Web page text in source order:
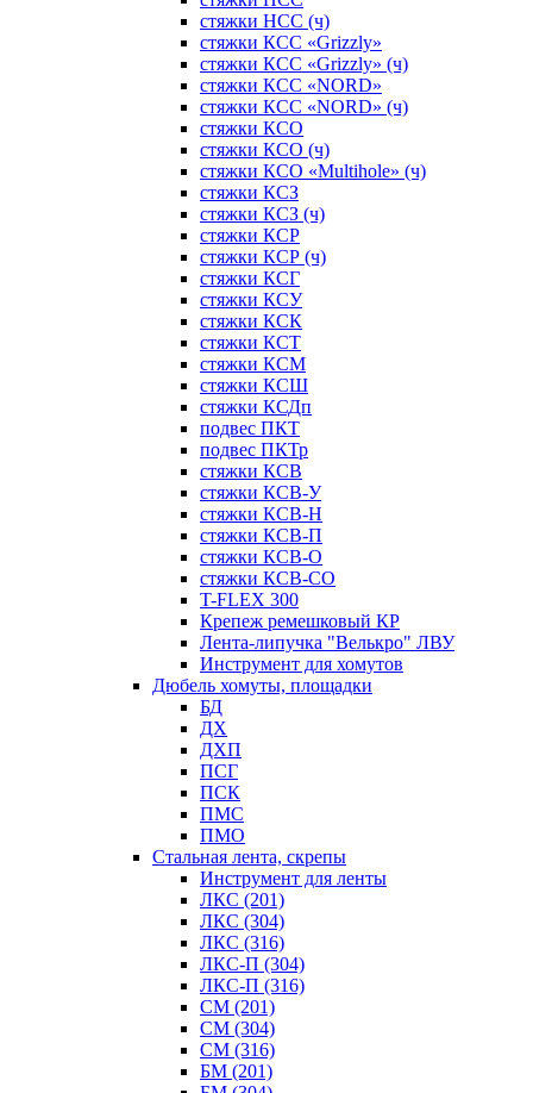
стяжки НСС (ч)
стяжки КСС «Grizzly»
стяжки КСС «Grizzly» (ч)
стяжки КСС «NORD»
стяжки КСС «NORD» (ч)
стяжки КСО
стяжки КСО (ч)
стяжки КСО «Multihole» (ч)
стяжки КСЗ
стяжки КСЗ (ч)
стяжки КСР
стяжки КСР (ч)
стяжки КСГ
стяжки КСУ
стяжки КСК
стяжки КСТ
стяжки КСМ
стяжки КСШ
стяжки КСДп
подвес ПКТ
подвес ПКТр
стяжки КСВ
стяжки КСВ-У
стяжки КСВ-Н
стяжки КСВ-П
стяжки КСВ-О
стяжки КСВ-СО
T-FLEX 300
Крепеж ремешковый КР
Лента-липучка "Велькро" ЛВУ
Инструмент для хомутов
Дюбель хомуты, площадки
БД
ДХ
ДХП
ПСГ
ПСК
ПМС
ПМО
Стальная лента, скрепы
Инструмент для ленты
ЛКС (201)
ЛКС (304)
ЛКС (316)
ЛКС-П (304)
ЛКС-П (316)
СМ (201)
СМ (304)
СМ (316)
БМ (201)